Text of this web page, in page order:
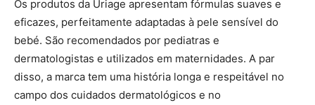
Os produtos da Uriage apresentam fórmulas suaves e
eficazes, perfeitamente adaptadas à pele sensível do
bebé. São recomendados por pediatras e
dermatologistas e utilizados em maternidades. A par
disso, a marca tem uma história longa e respeitável no
campo dos cuidados dermatológicos e no